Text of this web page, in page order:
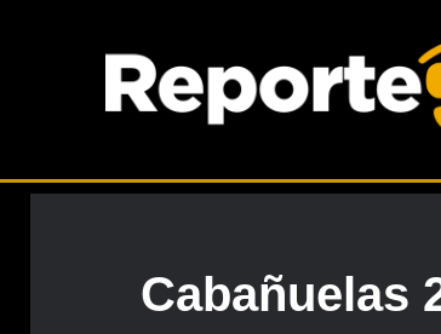
Cabañuelas